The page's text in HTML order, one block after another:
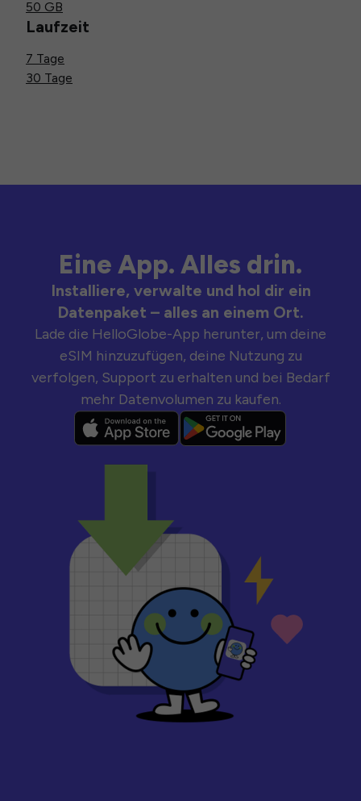
50 GB
Laufzeit
7 Tage
30 Tage
Eine App. Alles drin.
Installiere, verwalte und hol dir ein
Datenpaket – alles an einem Ort.
Lade die HelloGlobe-App herunter, um deine
eSIM hinzuzufügen, deine Nutzung zu
verfolgen, Support zu erhalten und bei Bedarf
mehr Datenvolumen zu kaufen.